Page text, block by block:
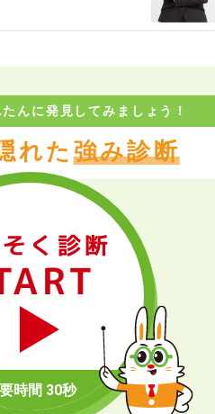
んに発見してみましょう！
れた強み診断
く診断